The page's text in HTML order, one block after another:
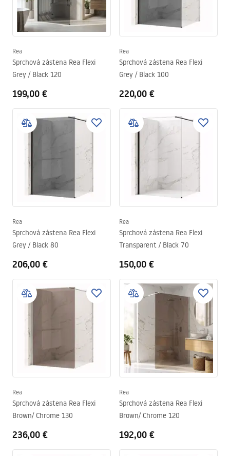
Rea
Sprchová zástena Rea Flexi
Grey / Black 120
199,00 €
Rea
Sprchová zástena Rea Flexi
Grey / Black 100
220,00 €
Rea
Sprchová zástena Rea Flexi
Grey / Black 80
206,00 €
Rea
Sprchová zástena Rea Flexi
Transparent / Black 70
150,00 €
Rea
Sprchová zástena Rea Flexi
Brown/ Chrome 130
236,00 €
Rea
Sprchová zástena Rea Flexi
Brown/ Chrome 120
192,00 €